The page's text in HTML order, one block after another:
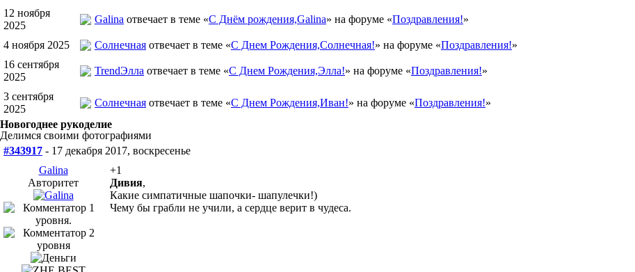
12 ноября
2025
Galina отвечает в теме «С Днём рождения,Galina» на форуме «Поздравления!»
4 ноября 2025 Солнечная отвечает в теме «С Днем Рождения,Солнечная!» на форуме «Поздравления!»
16 сентября
2025
TrendЭлла отвечает в теме «С Днем Рождения,Элла!» на форуме «Поздравления!»
3 сентября
2025
Солнечная отвечает в теме «С Днем Рождения,Иван!» на форуме «Поздравления!»
Новогоднее рукоделие
Делимся своими фотографиями
#343917 - 17 декабря 2017, воскресенье
Galina
Авторитет
+1
Дивия,
Какие симпатичные шапочки- шапулечки!)
Чему бы грабли не учили, а сердце верит в чудеса.